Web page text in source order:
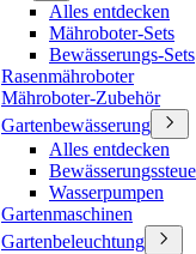
Alles entdecken
Mähroboter-Sets
Bewässerungs-Sets
Rasenmähroboter
Mähroboter-Zubehör
Gartenbewässerung
Alles entdecken
Wasserpumpen
Gartenmaschinen
Gartenbeleuchtung